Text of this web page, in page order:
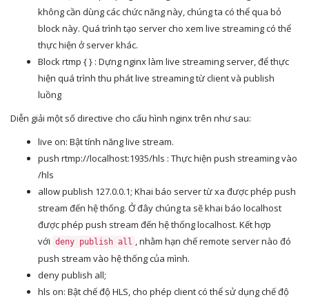
không cần dùng các chức năng này, chúng ta có thể qua bỏ
block này. Quá trình tạo server cho xem live streaming có thể
thực hiện ở server khác.
Block rtmp { } : Dựng nginx làm live streaming server, để thực
hiện quá trình thu phát live streaming từ client và publish
luồng
Diễn giải một số directive cho cấu hình nginx trên như sau:
live on: Bật tính năng live stream.
push rtmp://localhost:1935/hls : Thực hiện push streaming vào
/hls
allow publish 127.0.0.1; Khai báo server từ xa được phép push
stream đến hệ thống. Ở đây chúng ta sẽ khai báo localhost
được phép push stream đến hệ thống localhost. Kết hợp
với deny publish all
, nhằm hạn chế remote server nào đó
push stream vào hệ thống của mình.
deny publish all;
hls on: Bật chế độ HLS, cho phép client có thể sử dụng chế độ